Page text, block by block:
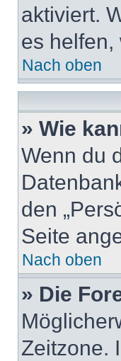
aktiviert.
es helfen,
Nach oben
» Wie
Wenn du
den
Seite
Nach oben
» Die
Zeitzone.